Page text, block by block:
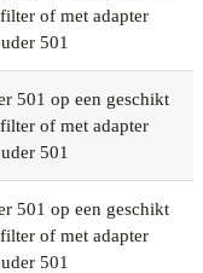
of met adapter
501
501 op een geschikt
of met adapter
501
501 op een geschikt
of met adapter
501